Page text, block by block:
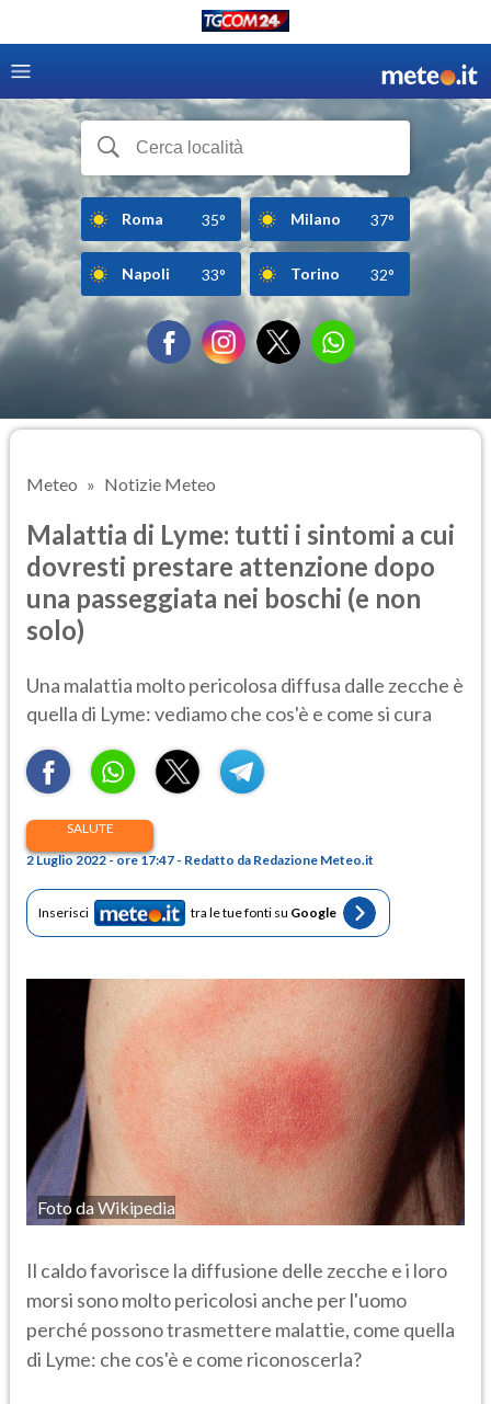
Roma 35° Milano 37°
Napoli 33° Torino 32°
Meteo Notizie Meteo
Malattia di Lyme: tutti i sintomi a cui
dovresti prestare attenzione dopo
una passeggiata nei boschi (e non
solo)
Una malattia molto pericolosa diffusa dalle zecche è
quella di Lyme: vediamo che cos'è e come si cura
SALUTE
2 Luglio 2022 - ore 17:47 - Redatto da Redazione Meteo.it
Inserisci tra le tue fonti su Google
Foto da Wikipedia
Il caldo favorisce la diffusione delle zecche e i loro
morsi sono molto pericolosi anche per l'uomo
perché possono trasmettere malattie, come quella
di Lyme: che cos'è e come riconoscerla?